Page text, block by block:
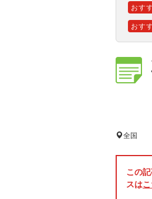
おす
おす
全国
この
スは